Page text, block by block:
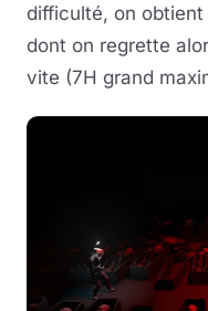
difficulté, on
dont on regrette
vite (7H grand